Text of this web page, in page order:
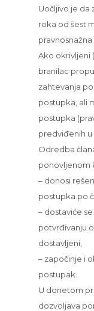
Uočljivo je da
roka od šest
Ako okrivljeni
branilac
zahtevanja
postupka, ali
postupka
predviđenih u
Odredba
ponovljenom
– donosi
postupka po
– dostaviće
potvrđivanju
dostavljeni,
– započinje i
postupak.
U donetom
dozvoljava